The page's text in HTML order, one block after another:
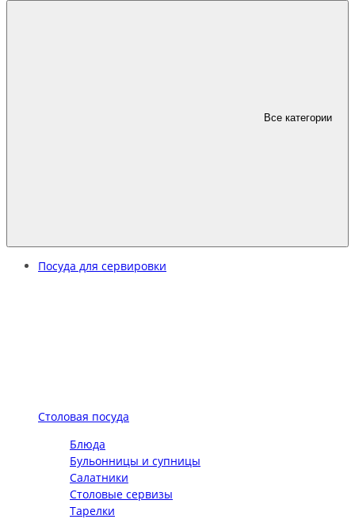
Все категории
Посуда для сервировки
Столовая посуда
Блюда
Бульонницы и супницы
Салатники
Столовые сервизы
Тарелки